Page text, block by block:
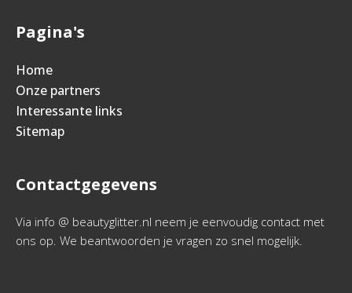
Pagina's
Home
Onze partners
Interessante links
Sitemap
Contactgegevens
Via info @ beautyglitter.nl neem je eenvoudig contact met
ons op. We beantwoorden je vragen zo snel mogelijk.